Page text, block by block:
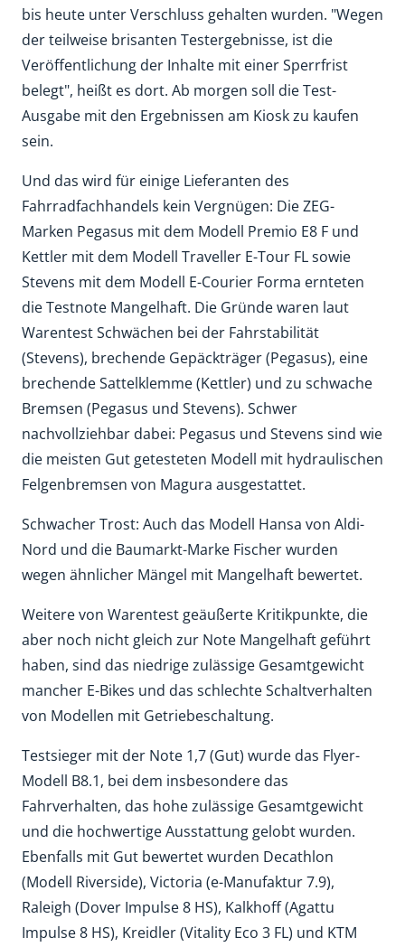
bis heute unter Verschluss gehalten wurden. "Wegen
der teilweise brisanten Testergebnisse, ist die
Veröffentlichung der Inhalte mit einer Sperrfrist
belegt", heißt es dort. Ab morgen soll die Test-
Ausgabe mit den Ergebnissen am Kiosk zu kaufen
sein.
Und das wird für einige Lieferanten des
Fahrradfachhandels kein Vergnügen: Die ZEG-
Marken Pegasus mit dem Modell Premio E8 F und
Kettler mit dem Modell Traveller E-Tour FL sowie
Stevens mit dem Modell E-Courier Forma ernteten
die Testnote Mangelhaft. Die Gründe waren laut
Warentest Schwächen bei der Fahrstabilität
(Stevens), brechende Gepäckträger (Pegasus), eine
brechende Sattelklemme (Kettler) und zu schwache
Bremsen (Pegasus und Stevens). Schwer
nachvollziehbar dabei: Pegasus und Stevens sind wie
die meisten Gut getesteten Modell mit hydraulischen
Felgenbremsen von Magura ausgestattet.
Schwacher Trost: Auch das Modell Hansa von Aldi-
Nord und die Baumarkt-Marke Fischer wurden
wegen ähnlicher Mängel mit Mangelhaft bewertet.
Weitere von Warentest geäußerte Kritikpunkte, die
aber noch nicht gleich zur Note Mangelhaft geführt
haben, sind das niedrige zulässige Gesamtgewicht
mancher E-Bikes und das schlechte Schaltverhalten
von Modellen mit Getriebeschaltung.
Testsieger mit der Note 1,7 (Gut) wurde das Flyer-
Modell B8.1, bei dem insbesondere das
Fahrverhalten, das hohe zulässige Gesamtgewicht
und die hochwertige Ausstattung gelobt wurden.
Ebenfalls mit Gut bewertet wurden Decathlon
(Modell Riverside), Victoria (e-Manufaktur 7.9),
Raleigh (Dover Impulse 8 HS), Kalkhoff (Agattu
Impulse 8 HS), Kreidler (Vitality Eco 3 FL) und KTM